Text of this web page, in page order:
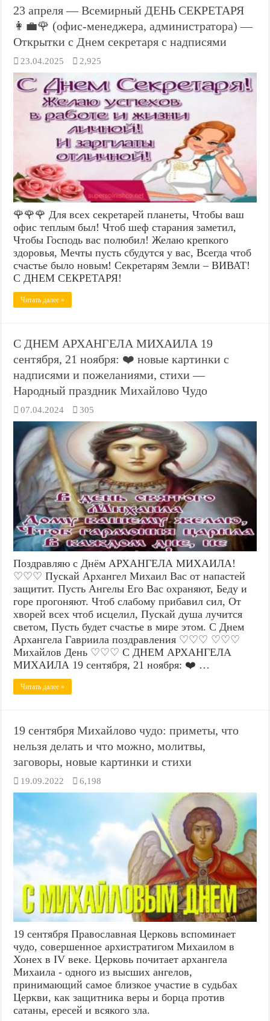
23 апреля — Всемирный ДЕНЬ СЕКРЕТАРЯ
👩‍💼🌹 (офис-менеджера, администратора) —
Открытки с Днем секретаря с надписями
23.04.2025 2,925
🌹🌹🌹 Для всех секретарей планеты, Чтобы ваш
офис теплым был! Чтоб шеф старания заметил,
Чтобы Господь вас полюбил! Желаю крепкого
здоровья, Мечты пусть сбудутся у вас, Всегда чтоб
счастье было новым! Секретарям Земли – ВИВАТ!
С ДНЕМ СЕКРЕТАРЯ!
Читать далее »
С ДНЕМ АРХАНГЕЛА МИХАИЛА 19
сентября, 21 ноября: ❤️ новые картинки с
надписями и пожеланиями, стихи —
Народный праздник Михайлово Чудо
07.04.2024 305
Поздравляю с Днём АРХАНГЕЛА МИХАИЛА!
♡♡♡ Пускай Архангел Михаил Вас от напастей
защитит. Пусть Ангелы Его Вас охраняют, Беду и
горе прогоняют. Чтоб слабому прибавил сил, От
хворей всех чтоб исцелил, Пускай душа лучится
светом, Пусть будет счастье в мире этом. С Днем
Архангела Гавриила поздравления ♡♡♡ ♡♡♡
Михайлов День ♡♡♡ С ДНЕМ АРХАНГЕЛА
МИХАИЛА 19 сентября, 21 ноября: ❤️ …
Читать далее »
19 сентября Михайлово чудо: приметы, что
нельзя делать и что можно, молитвы,
заговоры, новые картинки и стихи
19.09.2022 6,198
19 сентября Православная Церковь вспоминает
чудо, совершенное архистратигом Михаилом в
Хонех в IV веке. Церковь почитает архангела
Михаила - одного из высших ангелов,
принимающий самое близкое участие в судьбах
Церкви, как защитника веры и борца против
сатаны, ересей и всякого зла.